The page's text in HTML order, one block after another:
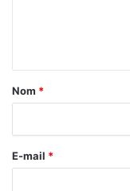
a
r
e
Nom *
E-mail *